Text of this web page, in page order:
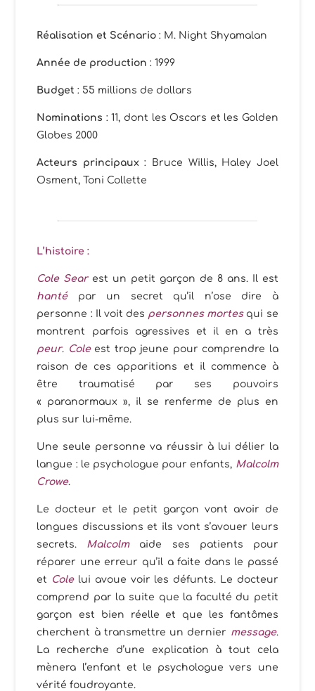
Réalisation et Scénario : M. Night Shyamalan
Année de production : 1999
Budget : 55 millions de dollars
Nominations : 11, dont les Oscars et les Golden
Globes 2000
Acteurs principaux : Bruce Willis, Haley Joel
Osment, Toni Collette
L’histoire :
Cole Searest un petit garçon de 8 ans. Il est
hantépar un secret qu’il n’ose dire à
personne : Il voit des personnes mortesqui se
montrent parfois agressives et il en a très
peur. Coleest trop jeune pour comprendre la
raison de ces apparitions et il commence à
être traumatisé par ses pouvoirs
« paranormaux », il se renferme de plus en
plus sur lui-même.
Une seule personne va réussir à lui délier la
langue : le psychologue pour enfants, Malcolm
Crowe.
Le docteur et le petit garçon vont avoir de
longues discussions et ils vont s’avouer leurs
secrets. Malcolmaide ses patients pour
réparer une erreur qu’il a faite dans le passé
et Colelui avoue voir les défunts. Le docteur
comprend par la suite que la faculté du petit
garçon est bien réelle et que les fantômes
cherchent à transmettre un dernier message.
La recherche d’une explication à tout cela
mènera l’enfant et le psychologue vers une
vérité foudroyante.